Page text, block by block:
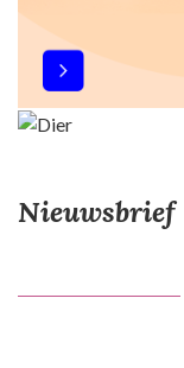
Nieuwsbrief